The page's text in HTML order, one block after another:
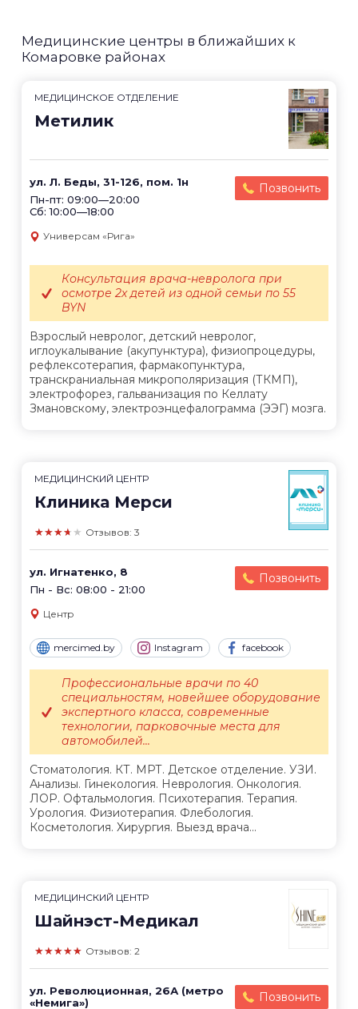
Медицинские центры в ближайших к
Комаровке районах
МЕДИЦИНСКОЕ ОТДЕЛЕНИЕ
Метилик
ул. Л. Беды, 31-126, пом. 1н
Пн-пт: 09:00—20:00
Сб: 10:00—18:00
Позвонить
Универсам «Рига»
Взрослый невролог, детский невролог,
иглоукалывание (акупунктура), физиопроцедуры,
рефлексотерапия, фармакопунктура,
транскраниальная микрополяризация (ТКМП),
электрофорез, гальванизация по Келлату
Змановскому, электроэнцефалограмма (ЭЭГ) мозга.
Консультация врача-невролога при
осмотре 2х детей из одной семьи по 55
BYN
МЕДИЦИНСКИЙ ЦЕНТР
Клиника Мерси
★★★★★ Отзывов: 3
ул. Игнатенко, 8
Пн - Вс: 08:00 - 21:00
Позвонить
Центр
mercimed.by Instagram facebook
Стоматология. КТ. МРТ. Детское отделение. УЗИ.
Анализы. Гинекология. Неврология. Онкология.
ЛОР. Офтальмология. Психотерапия. Терапия.
Урология. Физиотерапия. Флебология.
Косметология. Хирургия. Выезд врача...
Профессиональные врачи по 40
специальностям, новейшее оборудование
экспертного класса, современные
технологии, парковочные места для
автомобилей...
МЕДИЦИНСКИЙ ЦЕНТР
Шайнэст-Медикал
★★★★★ Отзывов: 2
ул. Революционная, 26А (метро
«Немига»)
Позвонить